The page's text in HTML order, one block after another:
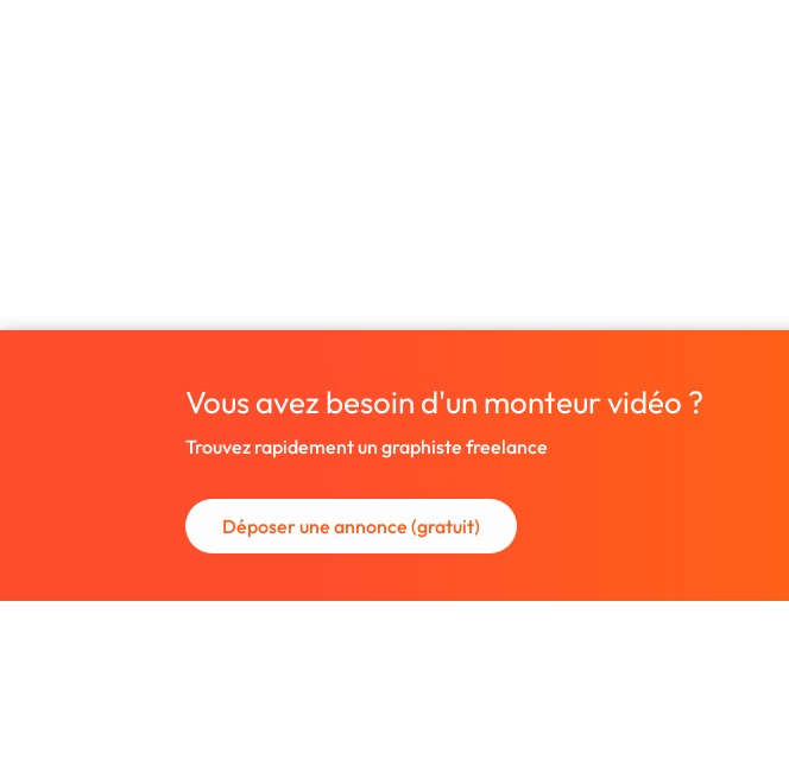
Vous avez besoin d'un monteur vidéo ?
Trouvez rapidement un graphiste freelance
Déposer une annonce (gratuit)